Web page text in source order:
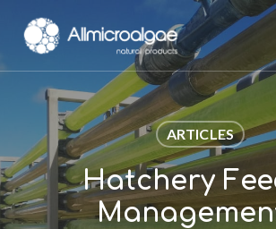
content
ARTICLES
Hatchery